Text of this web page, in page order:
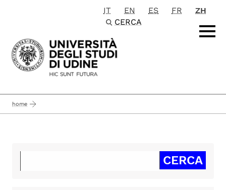
Passa al contenuto principale
IT EN ES FR
ZH
CERCA
home